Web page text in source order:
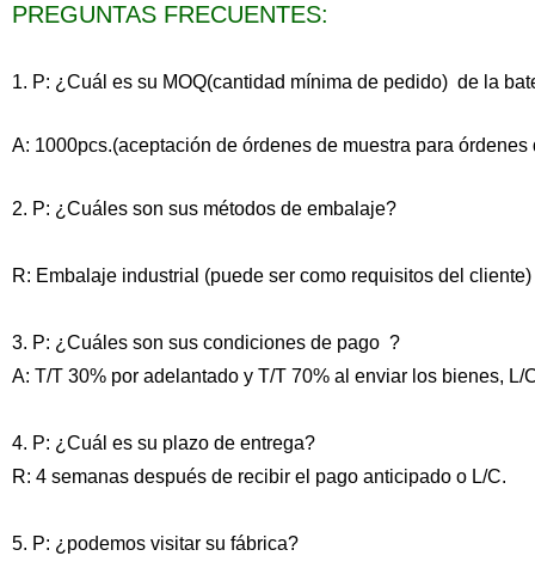
PREGUNTAS FRECUENTES:
1. P: ¿Cuál es su MOQ(cantidad mínima de pedido) de la
A: 1000pcs.(aceptación de órdenes de muestra para
2. P: ¿Cuáles son sus métodos de embalaje?
R: Embalaje industrial (puede ser como requisitos del cliente)
3. P: ¿Cuáles son sus condiciones de pago ?
A: T/T 30% por adelantado y T/T 70% al enviar los bienes,
4. P: ¿Cuál es su plazo de entrega?
R: 4 semanas después de recibir el pago anticipado o L/C.
5. P: ¿podemos visitar su fábrica?